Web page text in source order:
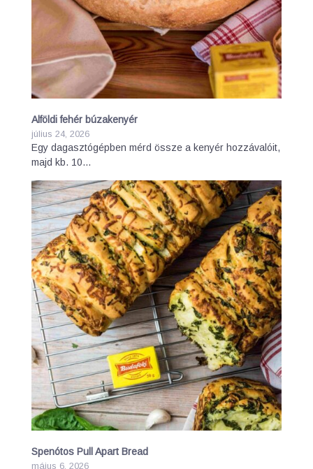
Alföldi fehér búzakenyér
július 24, 2026
Egy dagasztógépben mérd össze a kenyér hozzávalóit,
majd kb. 10…
Spenótos Pull Apart Bread
május 6, 2026